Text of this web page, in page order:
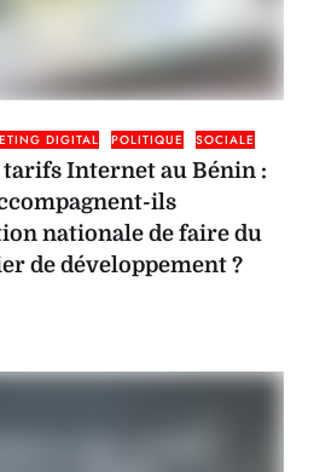
DIGITAL POLITIQUE SOCIALE
Internet au Bénin :
ils
nationale de faire du
de développement ?